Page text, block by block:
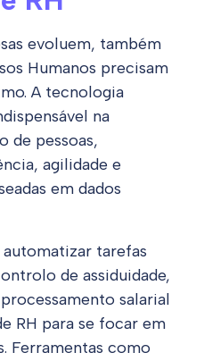
evoluem, também
Humanos precisam
A tecnologia
na
de pessoas,
agilidade e
em dados
tarefas
de assiduidade,
salarial
RH para se focar em
Ferramentas como